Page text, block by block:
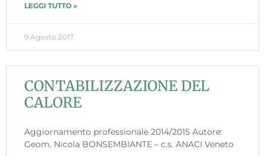
LEGGI TUTTO »
9 Agosto 2017
CONTABILIZZAZIONE DEL
CALORE
Aggiornamento professionale 2014/2015 Autore:
Geom. Nicola BONSEMBIANTE – c.s. ANACI Veneto